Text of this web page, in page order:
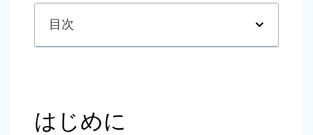
目次
はじめに